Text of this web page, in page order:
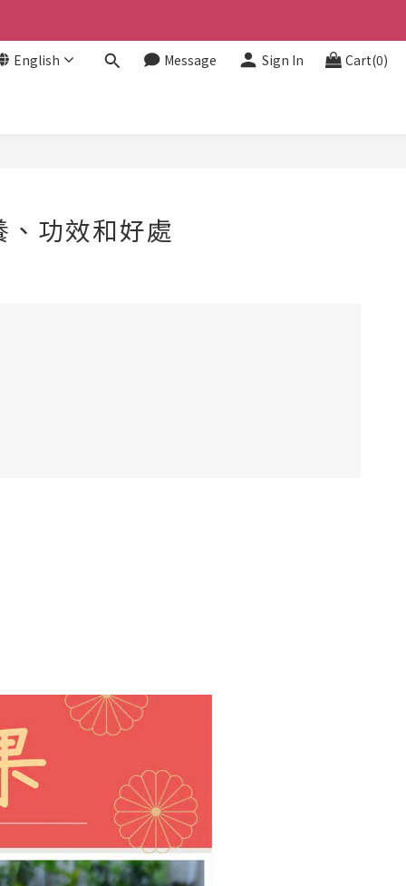
English Message Sign In Cart(0)
功效和好處